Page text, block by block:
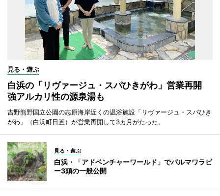
見る・遊ぶ
白浜の「リヴァージュ・スパひきがわ」営業再開
強アルカリ性の源泉湯も
吉野熊野国立公園の志原海岸近くの温浴施設「リヴァージュ・スパひき
がわ」（白浜町日置）が営業再開して3カ月がたった。
見る・遊ぶ
白浜・「アドベンチャーワールド」でパルマワラビ
ー3頭の一般公開